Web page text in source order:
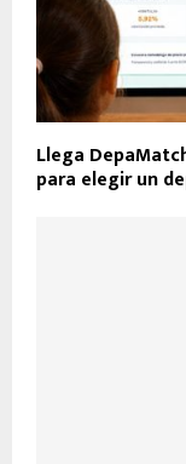
Llega
para elegir un